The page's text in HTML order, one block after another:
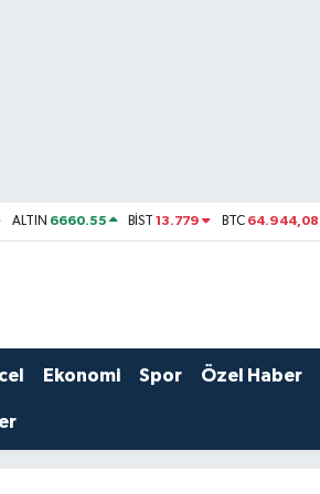
ALTIN 6660.55 BİST13.779 BTC 64.944,08
Ekonomi Spor Özel Haber